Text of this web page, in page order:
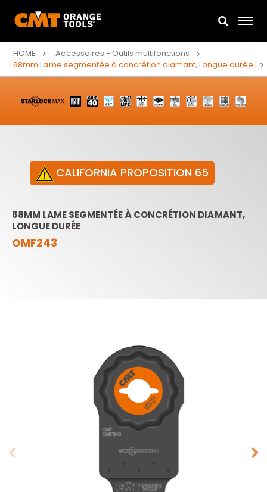
HOME
Accessoires - Outils multifonctions
68mm Lame segmentée à concrétion diamant, Longue durée
CALIFORNIA PROPOSITION 65
68MM LAME SEGMENTÉE À CONCRÉTION DIAMANT,
LONGUE DURÉE
OMF243